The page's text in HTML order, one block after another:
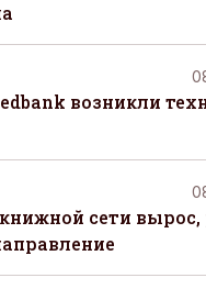
возникли
сети вырос,